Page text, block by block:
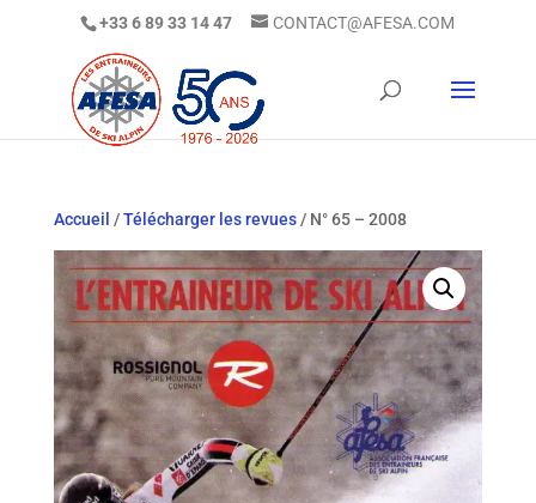
+33 6 89 33 14 47 CONTACT@AFESA.COM
Accueil /Télécharger les revues/ N° 65 – 2008